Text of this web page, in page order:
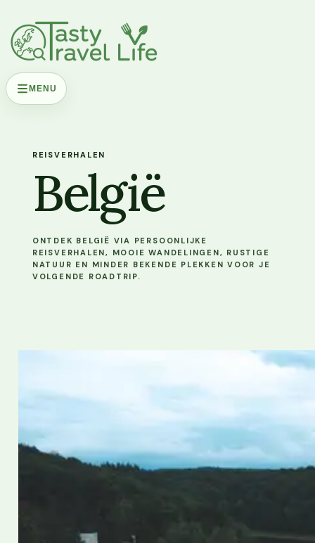
MENU
REISVERHALEN
België
ONTDEK BELGIË VIA PERSOONLIJKE
REISVERHALEN, MOOIE WANDELINGEN, RUSTIGE
NATUUR EN MINDER BEKENDE PLEKKEN VOOR JE
VOLGENDE ROADTRIP.